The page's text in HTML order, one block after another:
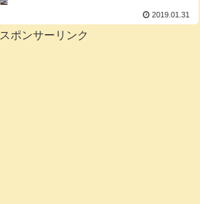
2019.01.31
スポンサーリンク